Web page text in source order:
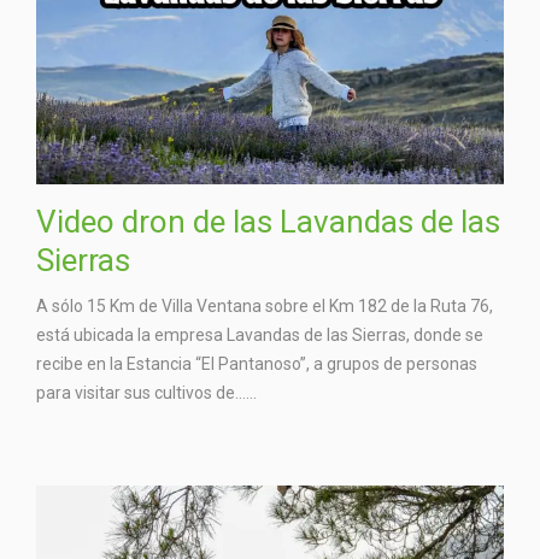
Video dron de las Lavandas de las
Sierras
A sólo 15 Km de Villa Ventana sobre el Km 182 de la Ruta 76,
está ubicada la empresa Lavandas de las Sierras, donde se
recibe en la Estancia “El Pantanoso”, a grupos de personas
para visitar sus cultivos de…...